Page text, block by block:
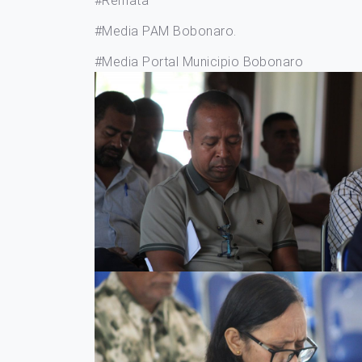
#Media PAM Bobonaro.
#Media Portal Municipio Bobonaro